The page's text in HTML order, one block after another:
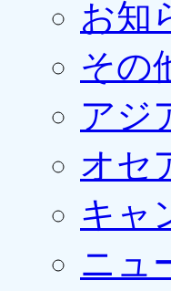
お知
その
アジ
オセ
キャ
ニュ